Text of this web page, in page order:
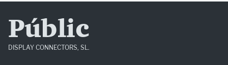
Públic
DISPLAY CONNECTORS, SL.